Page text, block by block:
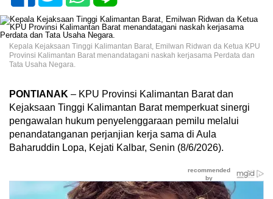
Kepala Kejaksaan Tinggi Kalimantan Barat, Emilwan Ridwan da Ketua KPU
Provinsi Kalimantan Barat menandatagani naskah kerjasama Perdata dan
Tata Usaha Negara.
PONTIANAK – KPU Provinsi Kalimantan Barat dan
Kejaksaan Tinggi Kalimantan Barat memperkuat sinergi
pengawalan hukum penyelenggaraan pemilu melalui
penandatanganan perjanjian kerja sama di Aula
Baharuddin Lopa, Kejati Kalbar, Senin (8/6/2026).